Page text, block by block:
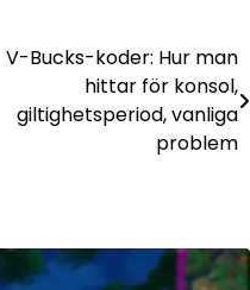
V-Bucks-koder: Hur man
hittar för konsol,
giltighetsperiod, vanliga
problem